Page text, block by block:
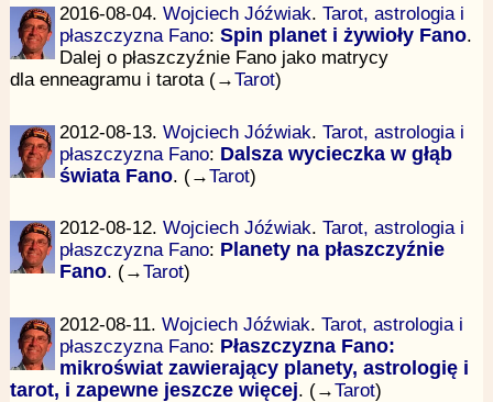
2016-08-04. Wojciech Jóźwiak. Tarot, astrologia i
płaszczyzna Fano: Spin planet i żywioły Fano.
Dalej o płaszczyźnie Fano jako matrycy
dla enneagramu i tarota (→Tarot)
2012-08-13. Wojciech Jóźwiak. Tarot, astrologia i
płaszczyzna Fano: Dalsza wycieczka w głąb
świata Fano. (→Tarot)
2012-08-12. Wojciech Jóźwiak. Tarot, astrologia i
płaszczyzna Fano: Planety na płaszczyźnie
Fano. (→Tarot)
2012-08-11. Wojciech Jóźwiak. Tarot, astrologia i
płaszczyzna Fano: Płaszczyzna Fano:
mikroświat zawierający planety, astrologię i
tarot, i zapewne jeszcze więcej. (→Tarot)